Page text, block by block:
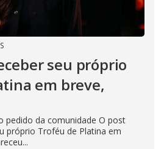
seu próprio
em breve,
pedido da comunidade O post
próprio Troféu de Platina em